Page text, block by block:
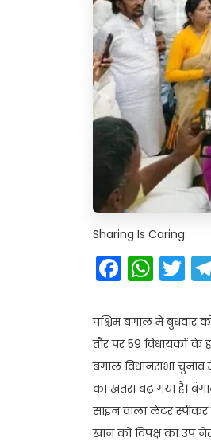
Sharing Is Caring:
पश्चिम बंगाल में बुधवार
तौर पर 59 विधायकों के
बंगाल विधानसभा चुनाव
का खतरा बढ़ गया है।
साइन वाला लेटर स्पीकर
खान को विपक्ष का उप